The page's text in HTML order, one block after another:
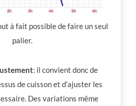
à fait possible de faire un seul
palier.
: il convient donc de
de cuisson et d’ajuster les
Des variations même